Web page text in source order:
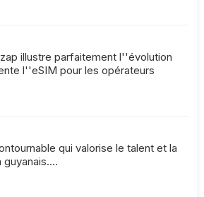
illustre parfaitement l''évolution
l''eSIM pour les opérateurs
qui valorise le talent et la